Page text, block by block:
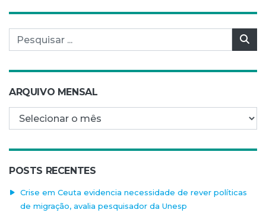
Pesquisar por:
ARQUIVO MENSAL
Arquivo mensal
POSTS RECENTES
Crise em Ceuta evidencia necessidade de rever políticas
de migração, avalia pesquisador da Unesp